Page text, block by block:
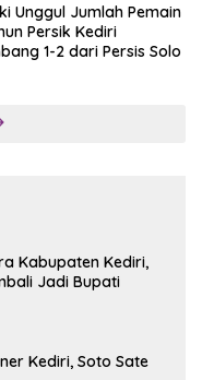
Unggul Jumlah Pemain
Persik Kediri
1-2 dari Persis Solo
Kabupaten Kediri,
Jadi Bupati
Kediri, Soto Sate